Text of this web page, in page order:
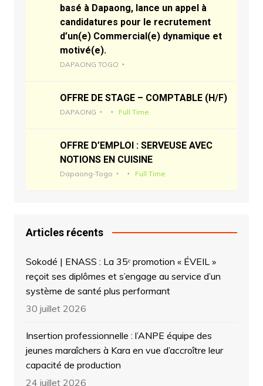
basé à Dapaong, lance un appel à
candidatures pour le recrutement
d’un(e) Commercial(e) dynamique et
motivé(e).
DAPAONG TOGO
OFFRE DE STAGE – COMPTABLE (H/F)
DAPAONG Full Time
OFFRE D’EMPLOI : SERVEUSE AVEC
NOTIONS EN CUISINE
Dapaong-Togo Full Time
Articles récents
Sokodé | ENASS : La 35ᵉ promotion « ÉVEIL »
reçoit ses diplômes et s’engage au service d’un
système de santé plus performant
30 juillet 2026
Insertion professionnelle : l’ANPE équipe des
jeunes maraîchers à Kara en vue d’accroître leur
capacité de production
24 juillet 2026